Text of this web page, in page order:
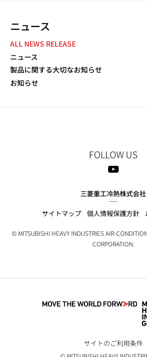
ニュース
NEWS NAVIGATION
ALL NEWS RELEASE
ニュース
製品に関する大切なお知らせ
お知らせ
FOLLOW US
三菱重工冷熱株式会社
サイトマップ 個人情報保護方針
© MITSUBISHI HEAVY INDUSTRIES AIR-
CORPORATION.
サイトのご利用条件